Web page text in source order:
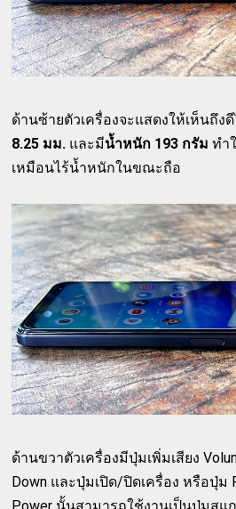
ด้านซ้ายตัวเครื่องจะแสดงให้เห็นถึ
8.25 มม. และมีน้ำหนัก 193 กรัม ทำ
เหมือนไร้น้ำหนักในขณะถือ
ด้านขวาตัวเครื่องมีปุ่มเพิ่มเสียง
Down และปุ่มเปิด/ปิดเครื่อง หรือปุ่ม
Power นั้นสามารถใช้งานเป็นปุ่มส